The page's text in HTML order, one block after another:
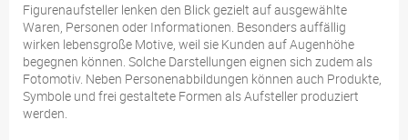
Figurenaufsteller lenken den Blick gezielt auf ausgewählte
Waren, Personen oder Informationen. Besonders auffällig
wirken lebensgroße Motive, weil sie Kunden auf Augenhöhe
begegnen können. Solche Darstellungen eignen sich zudem als
Fotomotiv. Neben Personenabbildungen können auch Produkte,
Symbole und frei gestaltete Formen als Aufsteller produziert
werden.